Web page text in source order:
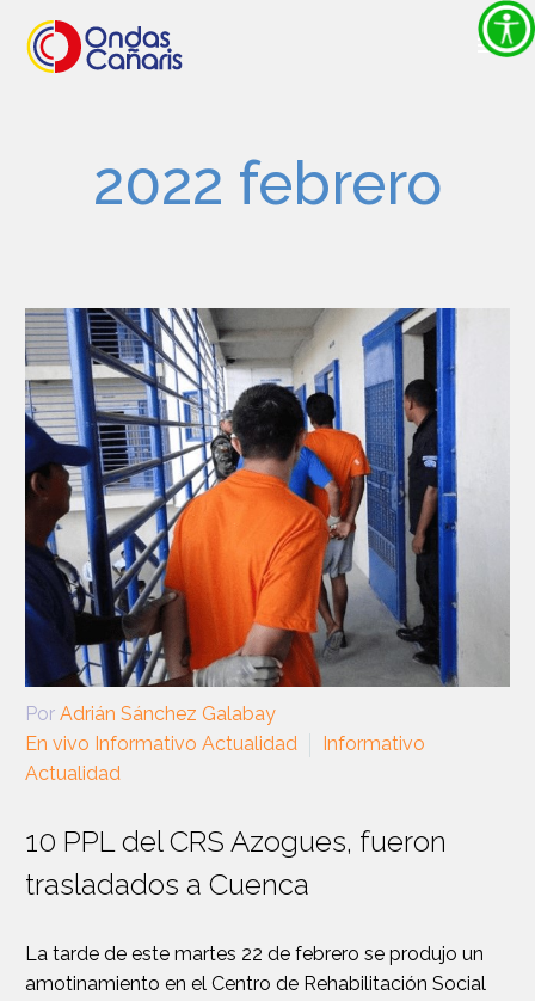
2022 febrero
Por Adrián Sánchez Galabay
En vivo Informativo Actualidad
Informativo
Actualidad
10 PPL del CRS Azogues, fueron
trasladados a Cuenca
La tarde de este martes 22 de febrero se produjo un
amotinamiento en el Centro de Rehabilitación Social